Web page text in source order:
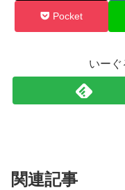
Pocket
いーぐ
関連記事